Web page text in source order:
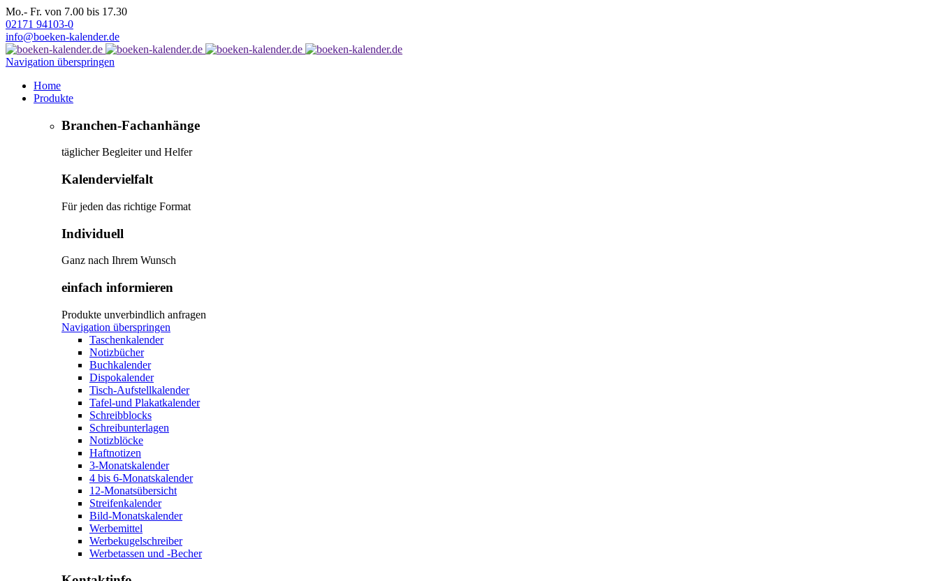
Mo.- Fr. von 7.00 bis 17.30
02171 94103-0
info@boeken-kalender.de
Navigation überspringen
Home
Produkte
Branchen-Fachanhänge
täglicher Begleiter und Helfer
Kalendervielfalt
Für jeden das richtige Format
Individuell
Ganz nach Ihrem Wunsch
einfach informieren
Produkte unverbindlich anfragen
Navigation überspringen
Taschenkalender
Notizbücher
Buchkalender
Dispokalender
Tisch-Aufstellkalender
Tafel-und Plakatkalender
Schreibblocks
Schreibunterlagen
Notizblöcke
Haftnotizen
3-Monatskalender
4 bis 6-Monatskalender
12-Monatsübersicht
Streifenkalender
Bild-Monatskalender
Werbemittel
Werbekugelschreiber
Werbetassen und -Becher